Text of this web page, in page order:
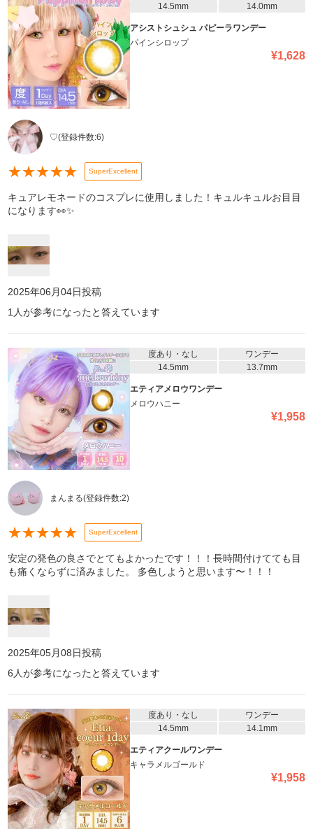
14.5mm 14.0mm
アシストシュシュ パピーラワンデー
パインシロップ
¥1,628
♡(登録件数:6)
★★★★★ SuperExcellent
キュアレモネードのコスプレに使用しました！キュルキュルお目目
になります👀✨
2025年06月04日投稿
1 人が参考になったと答えています
度あり・なし
ワンデー
14.5mm
13.7mm
エティアメロウワンデー
メロウハニー
¥1,958
まんまる(登録件数:2)
★★★★★ SuperExcellent
安定の発色の良さでとてもよかったです！！！長時間付けてても目
も痛くならずに済みました。 多色しようと思います〜！！！
2025年05月08日投稿
6 人が参考になったと答えています
度あり・なし
ワンデー
14.5mm
14.1mm
エティアクールワンデー
キャラメルゴールド
¥1,958